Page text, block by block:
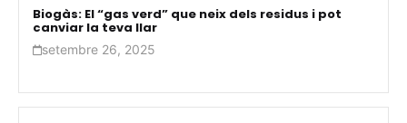
Biogàs: El “gas verd” que neix dels residus i pot
canviar la teva llar
setembre 26, 2025